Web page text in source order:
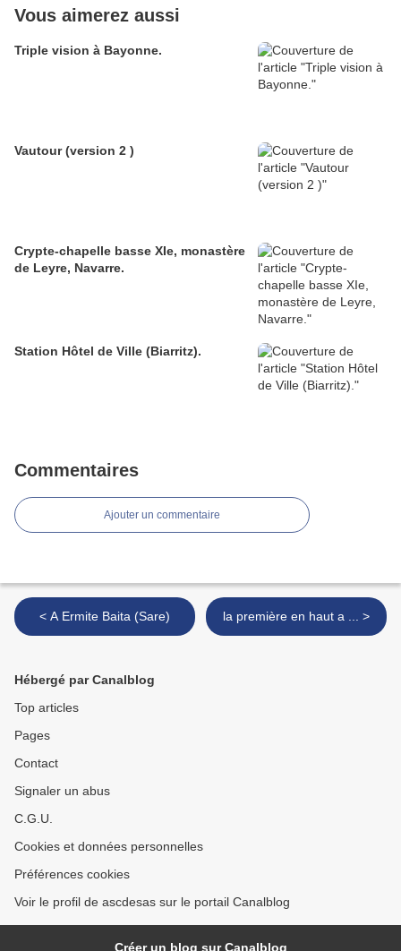
Vous aimerez aussi
Triple vision à Bayonne.
Vautour (version 2 )
Crypte-chapelle basse XIe, monastère
de Leyre, Navarre.
Station Hôtel de Ville (Biarritz).
Commentaires
Ajouter un commentaire
< A Ermite Baita (Sare) la première en haut a ... >
Hébergé par Canalblog
Top articles
Pages
Contact
Signaler un abus
C.G.U.
Cookies et données personnelles
Préférences cookies
Voir le profil de ascdesas sur le portail Canalblog
Créer un blog sur Canalblog